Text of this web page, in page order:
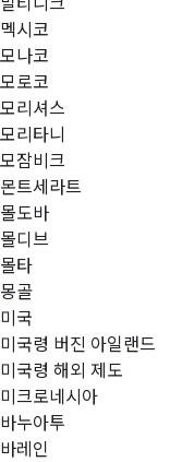
멕시코
모나코
모로코
모리셔스
모리타니
모잠비크
몬트세라트
몰도바
몰디브
몰타
몽골
미국
미국령 버진 아일랜드
미국령 해외 제도
미크로네시아
바누아투
바레인